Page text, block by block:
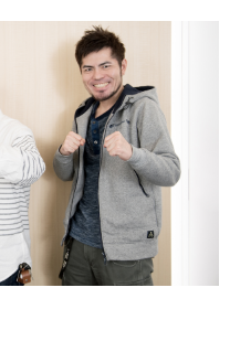
た作家さんに取材し、ゲームが
ルチャーに与えた影響を探る企
業史
おける主要なトピック・タイト
へのインタビューや識者による
史が一望できる決定版！
クリエイターの青春〜
等で知られるマンガ家・田中圭
ポートマンガです。